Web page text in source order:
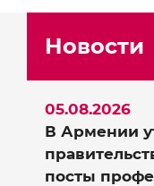
Новости
В Армении
посты
05.08.2026